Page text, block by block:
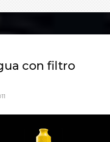
con filtro